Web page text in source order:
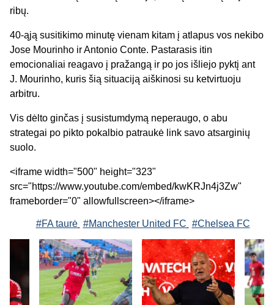
ribų.
40-ąją susitikimo minutę vienam kitam į atlapus vos nekibo
Jose Mourinho ir Antonio Conte. Pastarasis itin
emocionaliai reagavo į pražangą ir po jos išliejo pyktį ant
J. Mourinho, kuris šią situaciją aiškinosi su ketvirtuoju
arbitru.
Vis dėlto ginčas į susistumdymą neperaugo, o abu
strategai po pikto pokalbio patraukė link savo atsarginių
suolo.
<iframe width="500" height="323"
src="https://www.youtube.com/embed/kwKRJn4j3Zw"
frameborder="0" allowfullscreen></iframe>
#FA taurė #Manchester United FC #Chelsea FC